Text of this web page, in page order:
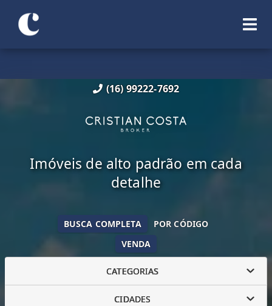
(16) 99222-7692
Imóveis de alto padrão em cada
detalhe
VENDA
BUSCA COMPLETA POR CÓDIGO
CATEGORIAS
CIDADES